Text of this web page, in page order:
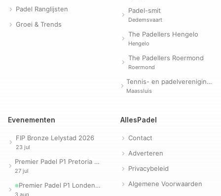
Padel Ranglijsten
Groei & Trends
Padel-smit
Dedemsvaart
The Padellers Hengelo
Hengelo
The Padellers Roermond
Roermond
Tennis- en padelvereniging Evergreen
Maassluis
Evenementen
FIP Bronze Lelystad 2026
23 jul
Premier Padel P1 Pretoria 2026
27 jul
Premier Padel P1 Londen 2026
3 aug
AllesPadel
Contact
Adverteren
Privacybeleid
Algemene Voorwaarden